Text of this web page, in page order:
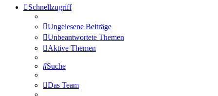
Schnellzugriff
Ungelesene Beiträge
Unbeantwortete Themen
Aktive Themen
Suche
Das Team